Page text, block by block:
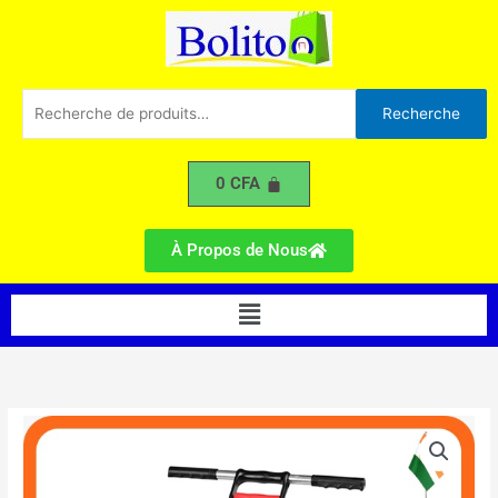
pour :
Recherche
0CFA
À Propos de Nous
Menu
quantité
de